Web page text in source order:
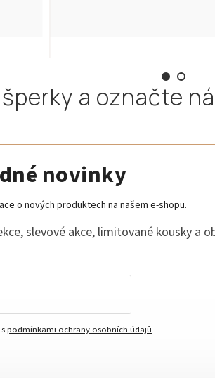
a označte
novinky
o nových produktech na našem e-shopu.
slevové akce, limitované kousky a
podmínkami ochrany osobních údajů